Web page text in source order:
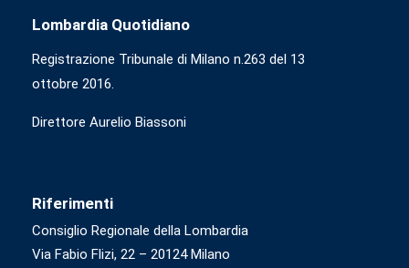
Lombardia Quotidiano
Registrazione Tribunale di Milano n.263 del 13
ottobre 2016.
Direttore Aurelio Biassoni
Riferimenti
Consiglio Regionale della Lombardia
Via Fabio Flizi, 22 – 20124 Milano